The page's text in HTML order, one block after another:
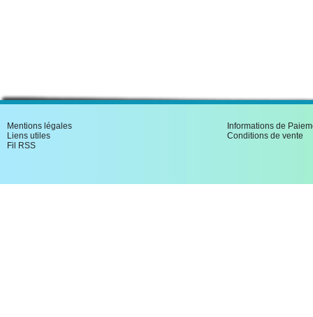
Mentions légales
Liens utiles
Fil RSS
Informations de
Conditions de vente